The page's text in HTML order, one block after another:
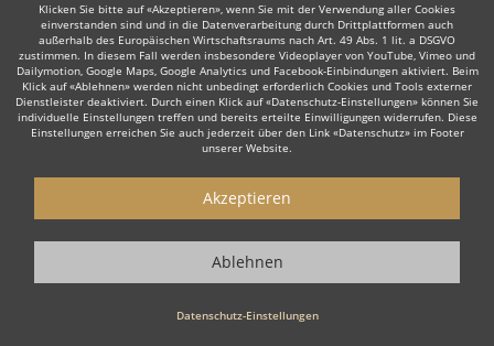
Klicken Sie bitte auf «Akzeptieren», wenn Sie mit der Verwendung aller Cookies
einverstanden sind und in die Datenverarbeitung durch Drittplattformen auch
außerhalb des Europäischen Wirtschaftsraums nach Art. 49 Abs. 1 lit. a DSGVO
zustimmen. In diesem Fall werden insbesondere Videoplayer von YouTube, Vimeo und
Dailymotion, Google Maps, Google Analytics und Facebook-Einbindungen aktiviert. Beim
Klick auf «Ablehnen» werden nicht unbedingt erforderlich Cookies und Tools externer
Dienstleister deaktiviert. Durch einen Klick auf «Datenschutz-Einstellungen» können Sie
individuelle Einstellungen treffen und bereits erteilte Einwilligungen widerrufen. Diese
Einstellungen erreichen Sie auch jederzeit über den Link «Datenschutz» im Footer
unserer Website.
Datenschutz-Einstellungen
Akzeptieren
Ablehnen